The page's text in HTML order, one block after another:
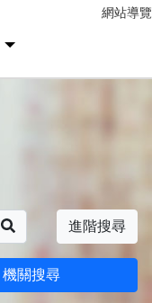
網站導覽
進階搜尋
機關搜尋